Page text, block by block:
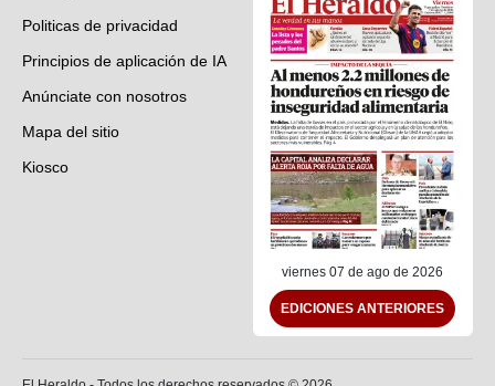
Politicas de privacidad
Principios de aplicación de IA
Anúnciate con nosotros
Mapa del sitio
Kiosco
viernes 07 de ago de 2026
EDICIONES ANTERIORES